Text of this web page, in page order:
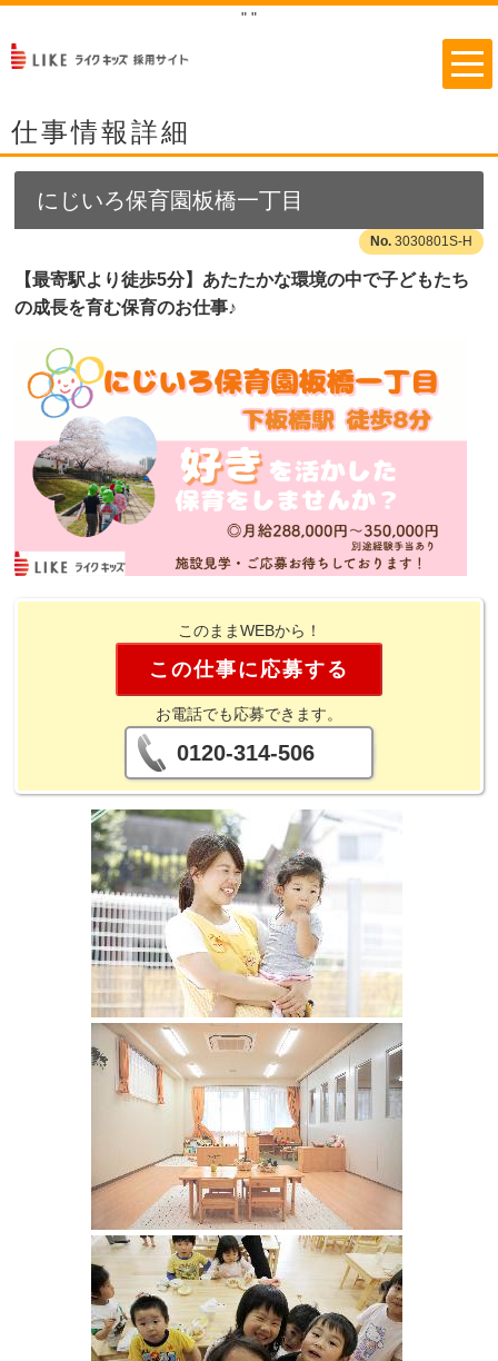
" "
仕事情報詳細
にじいろ保育園板橋一丁目
3030801S-H
【最寄駅より徒歩5分】あたたかな環境の中で子どもたち
の成長を育む保育のお仕事♪
このままWEBから！
この仕事に応募する
お電話でも応募できます。
0120-314-506